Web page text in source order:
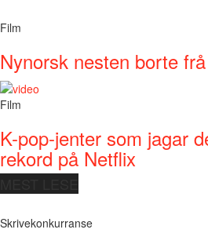
Film
Nynorsk nesten borte
Film
K-pop-jenter som jagar
rekord på Netflix
Skrivekonkurranse